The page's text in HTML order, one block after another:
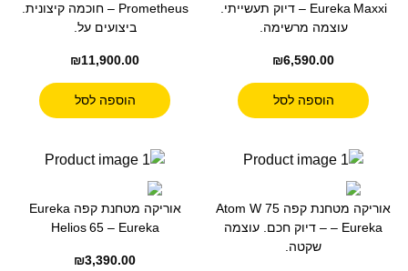
Eureka Maxxi – דיוק תעשייתי.
עוצמה מרשימה.
₪6,590.00
הוספה לסל
Prometheus – חוכמה קיצונית.
ביצועים על.
₪11,900.00
הוספה לסל
אוריקה מטחנת קפה Atom W 75
– Eureka – דיוק חכם. עוצמה
שקטה.
אוריקה מטחנת קפה Eureka
Helios 65 – Eureka
₪3,390.00